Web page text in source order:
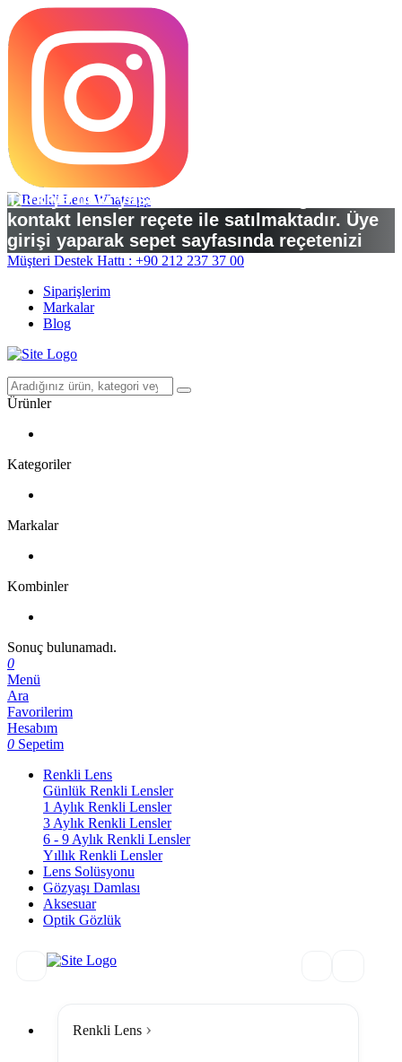
Türkiye’deki yasal düzenlemelere göre
kontakt lensler reçete ile satılmaktadır. Üye
girişi yaparak sepet sayfasında reçetenizi
yükleyebilirsiniz.
Müşteri Destek Hattı : +90 212 237 37 00
Siparişlerim
Markalar
Blog
Ürünler
Kategoriler
Markalar
Kombinler
Sonuç bulunamadı.
0
Menü
Ara
Favorilerim
Hesabım
0 Sepetim
Renkli Lens
Günlük Renkli Lensler
1 Aylık Renkli Lensler
3 Aylık Renkli Lensler
6 - 9 Aylık Renkli Lensler
Yıllık Renkli Lensler
Lens Solüsyonu
Gözyaşı Damlası
Aksesuar
Optik Gözlük
Renkli Lens